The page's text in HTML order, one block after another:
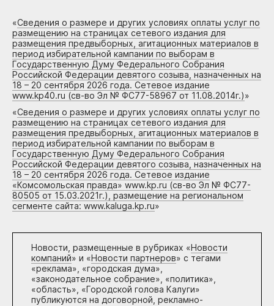
«Сведения о размере и других условиях оплаты услуг по
размещению на страницах сетевого издания для
размещения предвыборных, агитационных материалов в
период избирательной кампании по выборам в
Государственную Думу Федерального Собрания
Российской Федерации девятого созыва, назначенных на
18 – 20 сентября 2026 года. Сетевое издание
www.kp40.ru (св-во Эл № ФС77-58967 от 11.08.2014г.)»
«Сведения о размере и других условиях оплаты услуг по
размещению на страницах сетевого издания для
размещения предвыборных, агитационных материалов в
период избирательной кампании по выборам в
Государственную Думу Федерального Собрания
Российской Федерации девятого созыва, назначенных на
18 – 20 сентября 2026 года. Сетевое издание
«Комсомольская правда» www.kp.ru (св-во Эл № ФС77-
80505 от 15.03.2021г.), размещение на региональном
сегменте сайта: www.kaluga.kp.ru»
Новости, размещенные в рубриках «Новости
компаний» и «Новости партнеров» с тегами
«реклама», «городская дума»,
«законодательное собрание», «политика»,
«область», «Городской голова Калуги»
публикуются на договорной, рекламно-